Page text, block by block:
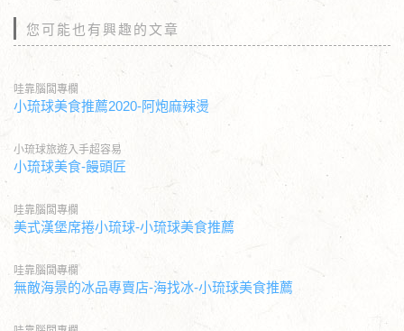
您可能也有興趣的文章
哇靠腦闆專欄
小琉球美食推薦2020-阿炮麻辣燙
小琉球旅遊入手超容易
小琉球美食-饅頭匠
哇靠腦闆專欄
美式漢堡席捲小琉球-小琉球美食推薦
哇靠腦闆專欄
無敵海景的冰品專賣店-海找冰-小琉球美食推薦